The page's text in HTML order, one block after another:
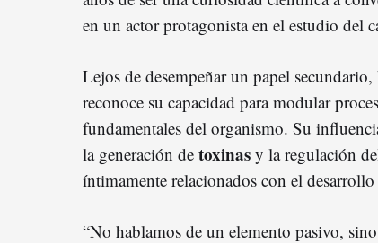
en un actor protagonista en el estudio del
Lejos de desempeñar un papel secundario,
reconoce su capacidad para modular
fundamentales del organismo. Su
la generación de toxinas y la regulación
íntimamente relacionados con el
“No hablamos de un elemento pasivo,